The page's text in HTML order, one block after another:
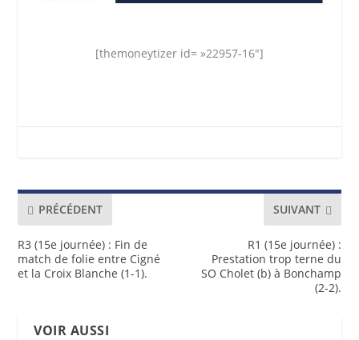
[themoneytizer id= »22957-16″]
PRÉCÉDENT
R3 (15e journée) : Fin de
match de folie entre Cigné
et la Croix Blanche (1-1).
SUIVANT
R1 (15e journée) :
Prestation trop terne du
SO Cholet (b) à Bonchamp
(2-2).
VOIR AUSSI